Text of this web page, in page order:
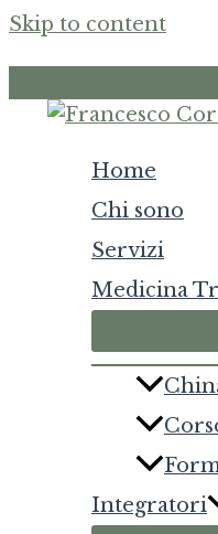
Skip to content
Home
Chi sono
Servizi
Medicina
Integratori